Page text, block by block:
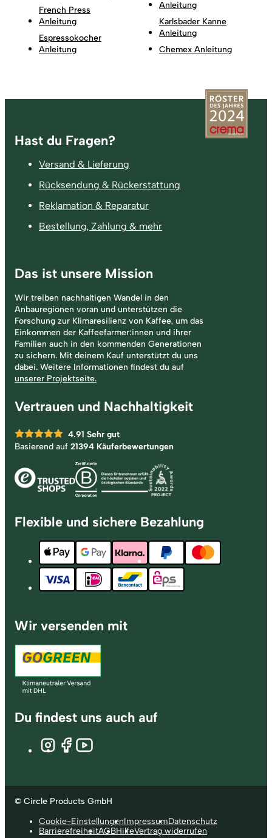
French Press
Anleitung
Espressokocher
Anleitung
Anleitung
Karlsbader Kanne
Anleitung
Chemex Anleitung
Fußzeile
Hast du Fragen?
Versand & Lieferung
Rücksendung & Rückerstattung
Reklamation & Reparatur
Bestellung, Zahlung & mehr
Das ist unsere Mission
Wir treiben nachhaltigen Wandel in den
Anbauregionen voran und unterstützen die
Forschung zur Klimaresilienz von Kaffee, um das
Einkommen der Kaffeefarmer:innen und ihrer
Familien auch in den kommenden Generationen
zu sichern. Mit deinem Kauf unterstützt du uns
dabei. Weitere Informationen findest du auf
unserer Projektseite.
Vertrauen und Nachhaltigkeit
4.91 Sehr gut
Basierend auf 21394 Käuferbewertungen
Flexible und sichere Bezahlung
Wir versenden mit
Du findest uns auch auf
© Circle Products GmbH
Cookie-EinstellungenImpressumDatenschutz
BarrierefreiheitAGBHilfeVertrag widerrufen